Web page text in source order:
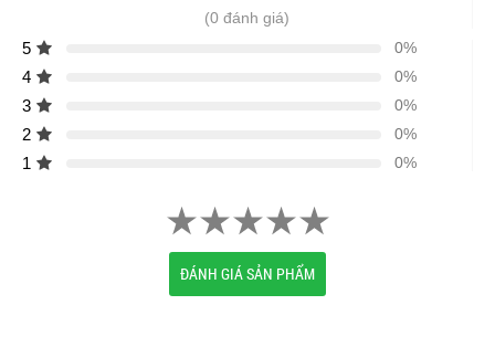
(0 đánh giá)
5 0%
4 0%
3 0%
2 0%
1 0%
ĐÁNH GIÁ SẢN PHẨM